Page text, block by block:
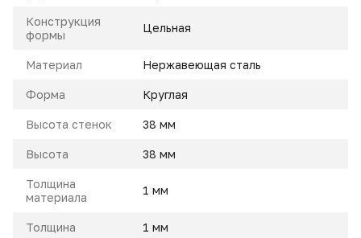
Конструкция
формы
Цельная
Материал Нержавеющая сталь
Форма Круглая
Высота стенок 38 мм
Высота 38 мм
Толщина
материала
1 мм
Толщина 1 мм